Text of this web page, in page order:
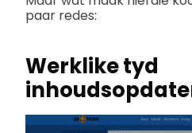
paar redes:
Werklike tyd